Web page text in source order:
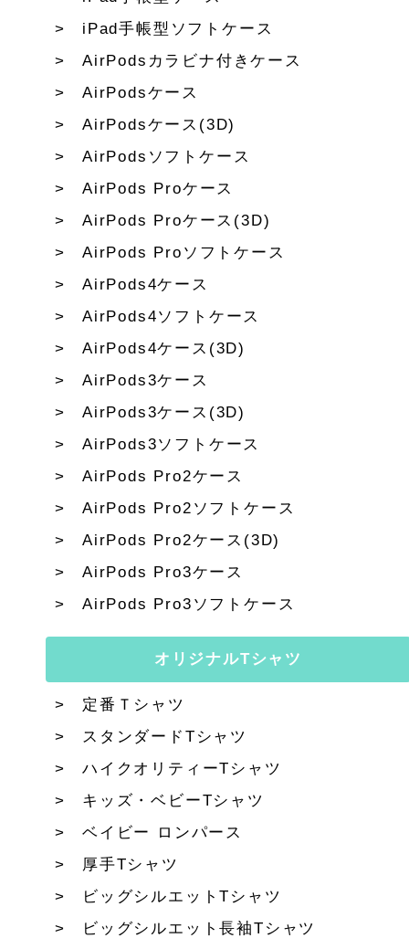
iPad手帳型ソフトケース
AirPodsカラビナ付きケース
AirPodsケース
AirPodsケース(3D)
AirPodsソフトケース
AirPods Proケース
AirPods Proケース(3D)
AirPods Proソフトケース
AirPods4ケース
AirPods4ソフトケース
AirPods4ケース(3D)
AirPods3ケース
AirPods3ケース(3D)
AirPods3ソフトケース
AirPods Pro2ケース
AirPods Pro2ソフトケース
AirPods Pro2ケース(3D)
AirPods Pro3ケース
AirPods Pro3ソフトケース
オリジナルTシャツ
定番Ｔシャツ
スタンダードTシャツ
ハイクオリティーTシャツ
キッズ・ベビーTシャツ
ベイビー ロンパース
厚手Tシャツ
ビッグシルエットTシャツ
ビッグシルエット長袖Tシャツ